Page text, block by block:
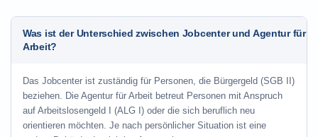
Was ist der Unterschied zwischen Jobcenter und Agentur für
Arbeit?
Das Jobcenter ist zuständig für Personen, die Bürgergeld (SGB II)
beziehen. Die Agentur für Arbeit betreut Personen mit Anspruch
auf Arbeitslosengeld I (ALG I) oder die sich beruflich neu
orientieren möchten. Je nach persönlicher Situation ist eine